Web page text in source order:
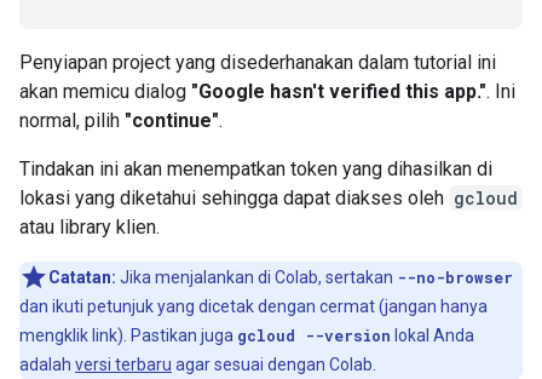
Penyiapan project yang disederhanakan dalam tutorial ini
akan memicu dialog "Google hasn't verified this app.". Ini
normal, pilih "continue".
Tindakan ini akan menempatkan token yang dihasilkan di
lokasi yang diketahui sehingga dapat diakses oleh gcloud
atau library klien.
Catatan: Jika menjalankan di Colab, sertakan --no-browser
dan ikuti petunjuk yang dicetak dengan cermat (jangan hanya
mengklik link). Pastikan juga gcloud --version lokal Anda
adalah versi terbaru agar sesuai dengan Colab.